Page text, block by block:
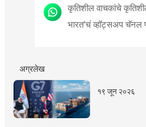
कृतिशील वाचकांचे
भारत'चं व्हॉट्सअप चॅनल
अग्रलेख
१९ जून २०२६